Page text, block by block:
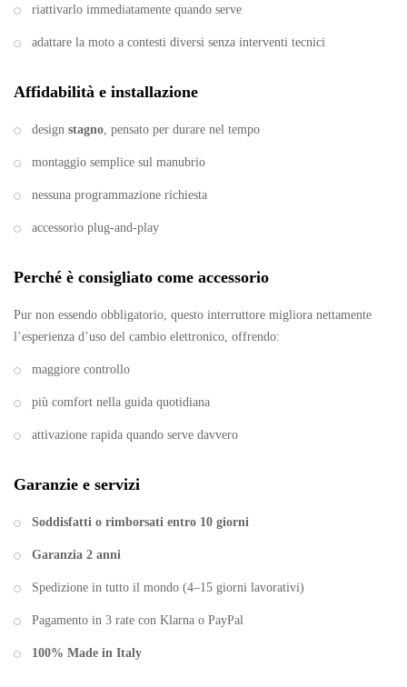
riattivarlo immediatamente quando serve
adattare la moto a contesti diversi senza interventi tecnici
Affidabilità e installazione
design stagno, pensato per durare nel tempo
montaggio semplice sul manubrio
nessuna programmazione richiesta
accessorio plug-and-play
Perché è consigliato come accessorio
Pur non essendo obbligatorio, questo interruttore migliora nettamente
l’esperienza d’uso del cambio elettronico, offrendo:
maggiore controllo
più comfort nella guida quotidiana
attivazione rapida quando serve davvero
Garanzie e servizi
Soddisfatti o rimborsati entro 10 giorni
Garanzia 2 anni
Spedizione in tutto il mondo (4–15 giorni lavorativi)
Pagamento in 3 rate con Klarna o PayPal
100% Made in Italy